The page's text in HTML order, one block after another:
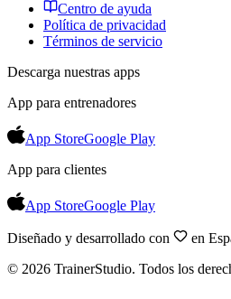
Centro de ayuda
Política de privacidad
Términos de servicio
Descarga nuestras apps
App para entrenadores
App StoreGoogle Play
App para clientes
App StoreGoogle Play
Diseñado y desarrollado con
en
© 2026 TrainerStudio. Todos los